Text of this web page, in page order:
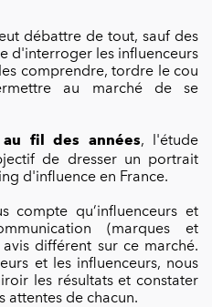
débattre de tout, sauf des
d'interroger les influenceurs
comprendre, tordre le cou
au marché de se
au fil des années, l'étude
de dresser un portrait
d'influence en France.
compte qu’influenceurs et
(marques et
différent sur ce marché.
et les influenceurs, nous
les résultats et constater
attentes de chacun.